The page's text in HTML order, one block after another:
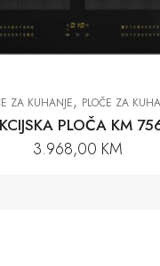
ZA KUHANJE, PLOČE ZA
PLOČA KM
3.968,00 KM